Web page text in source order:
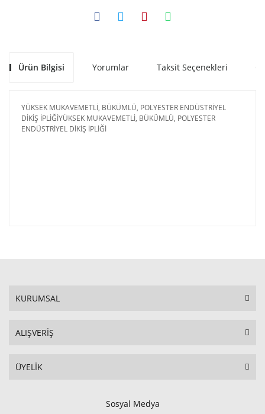
Ürün Bilgisi Yorumlar Taksit Seçenekleri
YÜKSEK MUKAVEMETLİ, BÜKÜMLÜ, POLYESTER ENDÜSTRİYEL
DİKİŞ İPLİĞİYÜKSEK MUKAVEMETLİ, BÜKÜMLÜ, POLYESTER
ENDÜSTRİYEL DİKİŞ İPLİĞİ
KURUMSAL
ALIŞVERİŞ
ÜYELİK
Sosyal Medya